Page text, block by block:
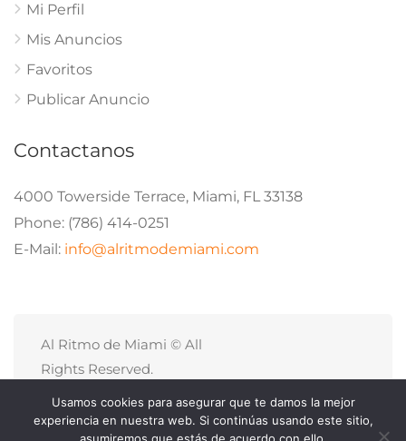
Mi Perfil
Mis Anuncios
Favoritos
Publicar Anuncio
Contactanos
4000 Towerside Terrace, Miami, FL 33138
Phone: (786) 414-0251
E-Mail: info@alritmodemiami.com
Al Ritmo de Miami © All
Rights Reserved.
Politicas de Privacidad
Site Map
Usamos cookies para asegurar que te damos la mejor
experiencia en nuestra web. Si continúas usando este sitio,